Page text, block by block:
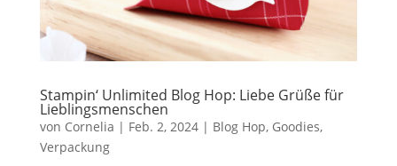
Stampin‘ Unlimited Blog Hop: Liebe Grüße für
Lieblingsmenschen
von Cornelia | Feb. 2, 2024| Blog Hop, Goodies,
Verpackung